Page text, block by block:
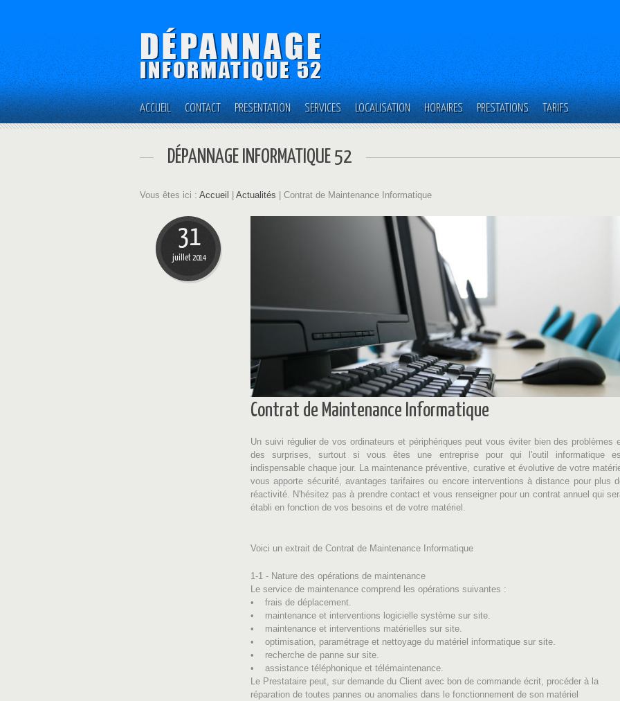
ACCUEIL CONTACT PRÉSENTATION SERVICES LOCALISATION HORAIRES PRESTATIONS TARIFS
DÉPANNAGE INFORMATIQUE 52
Vous êtes ici : Accueil Actualités | Contrat de Maintenance Informatique
31
juillet 2014
Contrat de Maintenance Informatique
Un suivi régulier de vos ordinateurs et périphériques peut vous éviter bien des problèmes
des surprises, surtout si vous êtes une entreprise pour qui l'outil informatique
indispensable chaque jour. La maintenance préventive, curative et évolutive de votre
vous apporte sécurité, avantages tarifaires ou encore interventions à distance pour plus
réactivité. N'hésitez pas à prendre contact et vous renseigner pour un contrat annuel qui
établi en fonction de vos besoins et de votre matériel.
Voici un extrait de Contrat de Maintenance Informatique
1-1 - Nature des opérations de maintenance
Le service de maintenance comprend les opérations suivantes :
• frais de déplacement.
• maintenance et interventions logicielle système sur site.
• maintenance et interventions matérielles sur site.
• optimisation, paramétrage et nettoyage du matériel informatique sur site.
• recherche de panne sur site.
• assistance téléphonique et télémaintenance.
Le Prestataire peut, sur demande du Client avec bon de commande écrit, procéder à la
réparation de toutes pannes ou anomalies dans le fonctionnement de son matériel